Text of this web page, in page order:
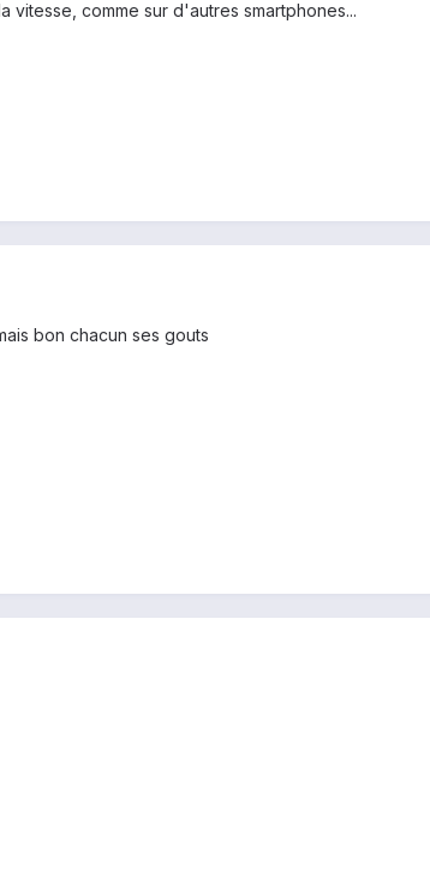
vitesse, comme sur d'autres smartphones...
bon chacun ses gouts